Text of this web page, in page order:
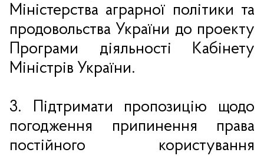
Міністерства аграрної політики та
продовольства України до проекту
Програми діяльності Кабінету
Міністрів України.
3. Підтримати пропозицію щодо
погодження припинення права
постійного користування